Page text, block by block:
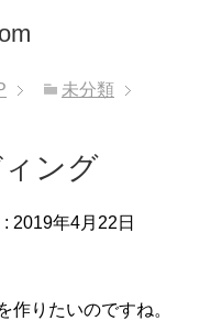
未分類
ング
: 2019年4月22日
作りたいのですね。